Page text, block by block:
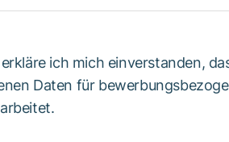
ich mich einverstanden,
Daten für